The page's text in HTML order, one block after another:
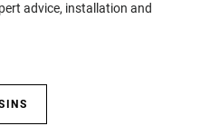
advice, installation and